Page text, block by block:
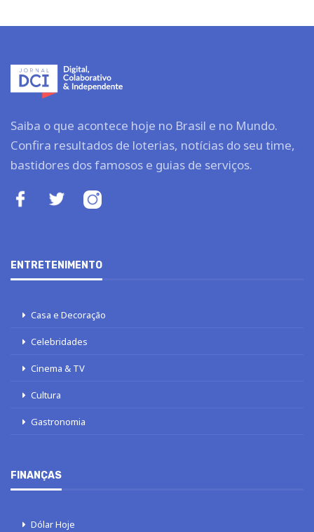
Saiba o que acontece hoje no Brasil e no Mundo.
Confira resultados de loterias, notícias do seu time,
bastidores dos famosos e guias de serviços.
ENTRETENIMENTO
Casa e Decoração
Celebridades
Cinema & TV
Cultura
Gastronomia
FINANÇAS
Dólar Hoje